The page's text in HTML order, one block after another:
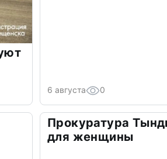
6 августа 0
Прокуратура
для женщины